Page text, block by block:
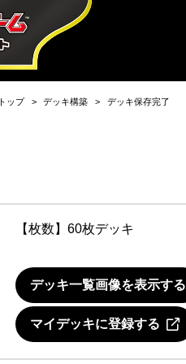
トップ デッキ構築 デッキ保存完了
【枚数】60枚デッキ
デッキ一覧画像を表示する
マイデッキに登録する